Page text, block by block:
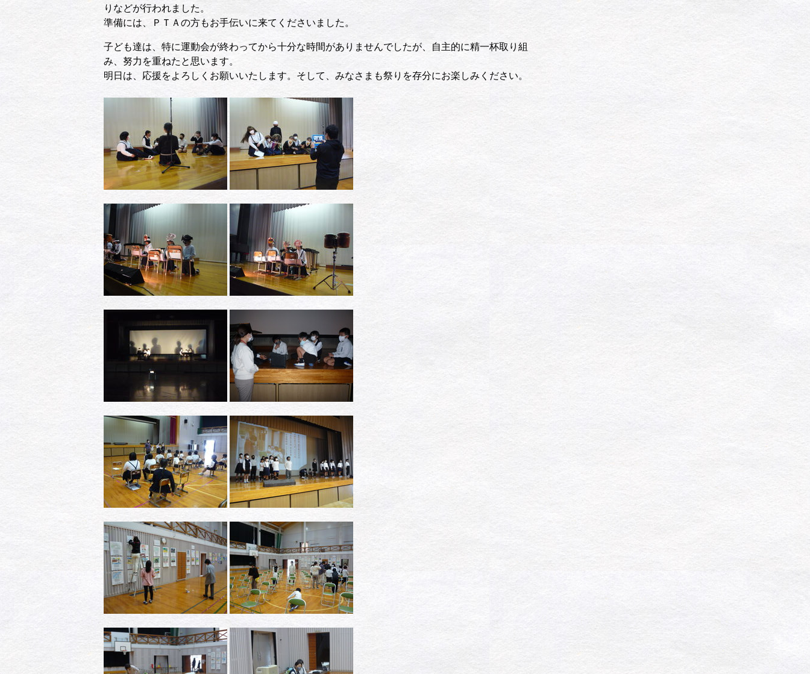
りなどが行われました。
準備には、ＰＴＡの方もお手伝いに来てくださいました。
子ども達は、特に運動会が終わってから十分な時間がありませんでしたが、自主的に精一杯取り組
み、努力を重ねたと思います。
明日は、応援をよろしくお願いいたします。そして、みなさまも祭りを存分にお楽しみください。